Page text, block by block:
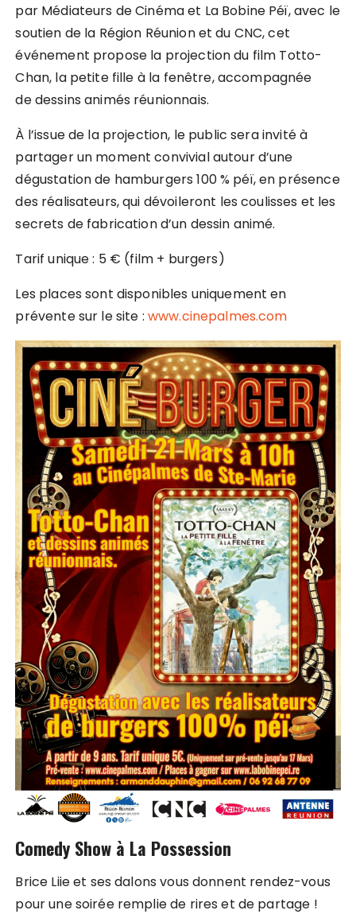
par Médiateurs de Cinéma et La Bobine Péï, avec le
soutien de la Région Réunion et du CNC, cet
événement propose la projection du film Totto-
Chan, la petite fille à la fenêtre, accompagnée
de dessins animés réunionnais.
À l’issue de la projection, le public sera invité à
partager un moment convivial autour d’une
dégustation de hamburgers 100 % péï, en présence
des réalisateurs, qui dévoileront les coulisses et les
secrets de fabrication d’un dessin animé.
Tarif unique : 5 € (film + burgers)
Les places sont disponibles uniquement en
prévente sur le site : www.cinepalmes.com
Comedy Show à La Possession
Brice Liie et ses dalons vous donnent rendez-vous
pour une soirée remplie de rires et de partage !